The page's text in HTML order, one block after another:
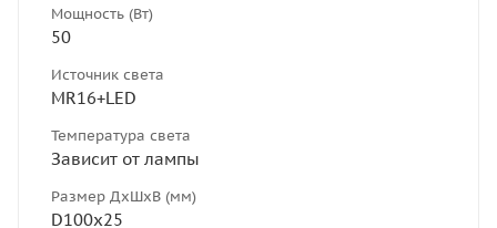
Мощность (Вт)
50
Источник света
MR16+LED
Температура света
Зависит от лампы
Размер ДхШхВ (мм)
D100х25